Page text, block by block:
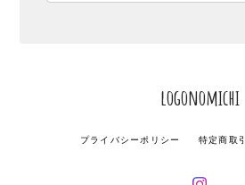
logonomichi
プライバシーポリシー 特定商取